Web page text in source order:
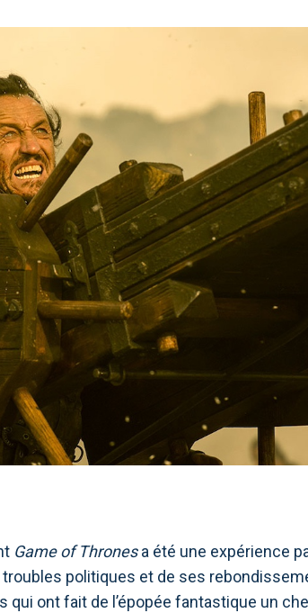
Game of Thronesa été une expérience
politiques et de ses
ont fait de l’épopée fantastique un